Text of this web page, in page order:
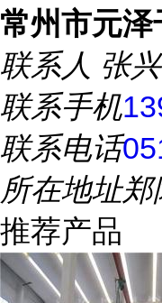
常州市元泽
联系人 张
联系手机
联系电话
所在地址郑
推荐产品